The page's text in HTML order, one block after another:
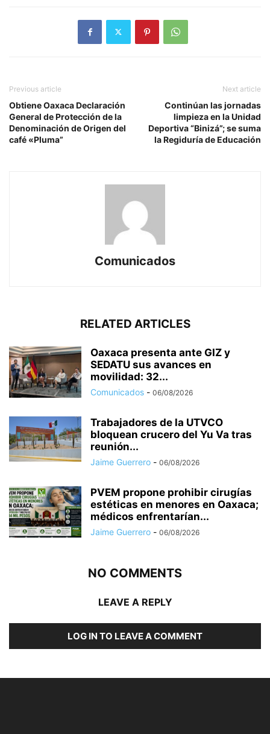
Previous article
Obtiene Oaxaca Declaración
General de Protección de la
Denominación de Origen del
café «Pluma”
Next article
Continúan las jornadas
limpieza en la Unidad
Deportiva “Binizá”; se suma
la Regiduría de Educación
Comunicados
RELATED ARTICLES
Oaxaca presenta ante GIZ y
SEDATU sus avances en
movilidad: 32...
Comunicados - 06/08/2026
Trabajadores de la UTVCO
bloquean crucero del Yu Va tras
reunión...
Jaime Guerrero - 06/08/2026
PVEM propone prohibir cirugías
estéticas en menores en Oaxaca;
médicos enfrentarían...
Jaime Guerrero - 06/08/2026
NO COMMENTS
LEAVE A REPLY
LOG IN TO LEAVE A COMMENT